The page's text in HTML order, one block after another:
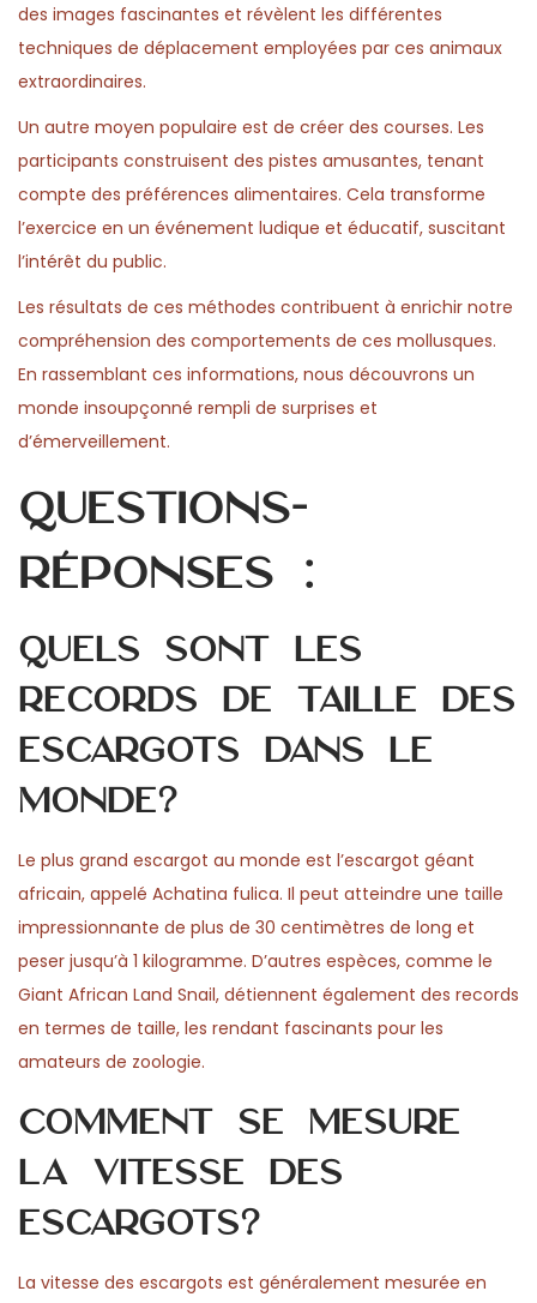
des images fascinantes et révèlent les différentes
techniques de déplacement employées par ces animaux
extraordinaires.
Un autre moyen populaire est de créer des courses. Les
participants construisent des pistes amusantes, tenant
compte des préférences alimentaires. Cela transforme
l’exercice en un événement ludique et éducatif, suscitant
l’intérêt du public.
Les résultats de ces méthodes contribuent à enrichir notre
compréhension des comportements de ces mollusques.
En rassemblant ces informations, nous découvrons un
monde insoupçonné rempli de surprises et
d’émerveillement.
Questions-
réponses :
Quels sont les
records de taille des
escargots dans le
monde?
Le plus grand escargot au monde est l’escargot géant
africain, appelé Achatina fulica. Il peut atteindre une taille
impressionnante de plus de 30 centimètres de long et
peser jusqu’à 1 kilogramme. D’autres espèces, comme le
Giant African Land Snail, détiennent également des records
en termes de taille, les rendant fascinants pour les
amateurs de zoologie.
Comment se mesure
la vitesse des
escargots?
La vitesse des escargots est généralement mesurée en